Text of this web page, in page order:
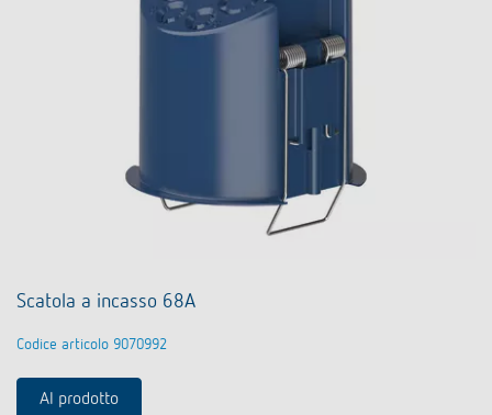
Scatola a incasso 68A
Codice articolo 9070992
Al prodotto